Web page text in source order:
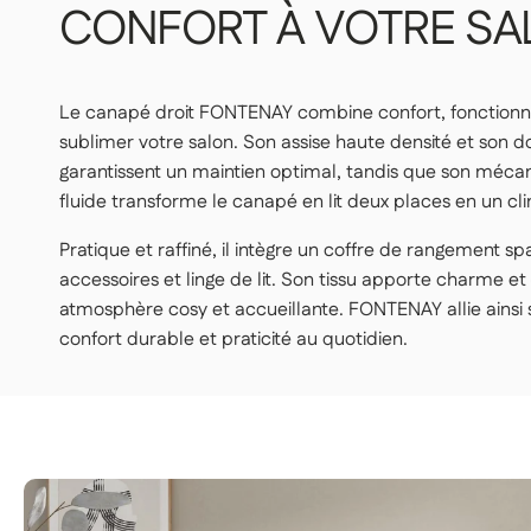
LIVRAISON CONFORT — 159€
Nos livreurs déposent l'article dans la pièce de votre
👉 Pratique si vous ne souhaitez pas porter ou
LIVRAISON PREMIUM — 179€
Nos livreurs livrent dans la pièce de votre choix,
👉 Parfait si vous voulez une expérience clé en main,
CONFORTÀVOTRE
Le canapé droit FONTENAY combine confort,
sublimer votre salon. Son assise haute densité et son
garantissent un maintien optimal, tandis que son
fluide transforme le canapé en lit deux places en un
Pratique et raffiné, il intègre un coffre de rangement
accessoires et linge de lit. Son tissu apporte charme
atmosphère cosy et accueillante. FONTENAY allie
confort durable et praticité au quotidien.